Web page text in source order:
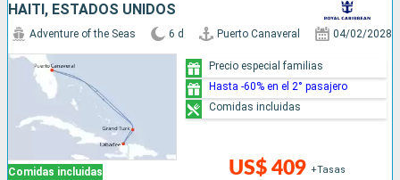
HAITI, ESTADOS UNIDOS
Comidas incluidas
Adventure of the Seas 6 d Puerto Canaveral 04/02/2028
US$ 409 +Tasas
Precio especial familias
Hasta -60% en el 2° pasajero
Comidas incluidas